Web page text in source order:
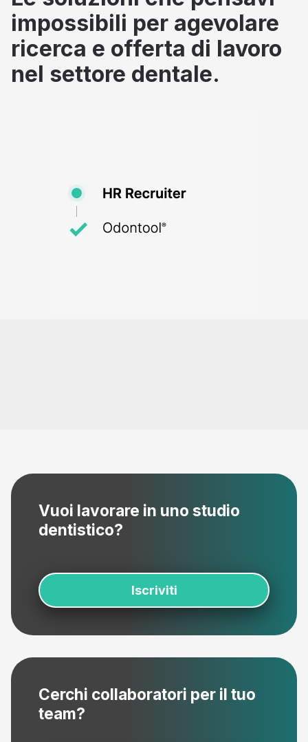
impossibili per agevolare
ricerca e offerta di lavoro
nel settore dentale.
Vuoi lavorare in uno studio
dentistico?
Iscriviti
Cerchi collaboratori per il tuo
team?